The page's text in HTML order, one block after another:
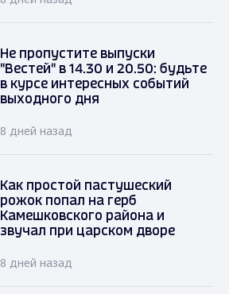
Не пропустите выпуски
"Вестей" в 14.30 и 20.50: будьте
в курсе интересных событий
выходного дня
8 дней назад
Как простой пастушеский
рожок попал на герб
Камешковского района и
звучал при царском дворе
8 дней назад